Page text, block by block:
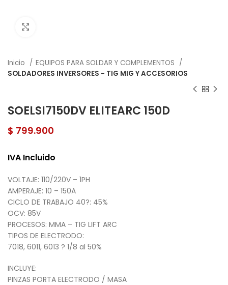
Inicio
EQUIPOS PARA SOLDAR Y COMPLEMENTOS
SOLDADORES INVERSORES - TIG MIG Y ACCESORIOS
SOELSI7150DV ELITEARC 150D
$ 799.900
IVA Incluido
VOLTAJE: 110/220V – 1PH
AMPERAJE: 10 – 150A
CICLO DE TRABAJO 40?: 45%
OCV: 85V
PROCESOS: MMA – TIG LIFT ARC
TIPOS DE ELECTRODO:
7018, 6011, 6013 ? 1/8 al 50%
INCLUYE:
PINZAS PORTA ELECTRODO / MASA